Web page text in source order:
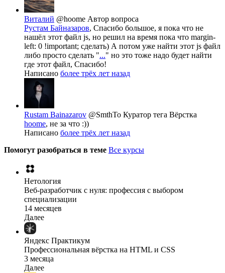
Виталий @hoome Автор вопроса
Рустам Байназаров, Спасибо большое, я пока что не
нашёл этот файл js, но решил на время пока что margin-
left: 0 !important; сделать) А потом уже найти этот js файл
либо просто сделать "..." но это тоже надо будет найти
где этот файл, Спасибо!
Написано более трёх лет назад
Rustam Bainazarov @SmthTo Куратор тега Вёрстка
hoome, не за что :))
Написано более трёх лет назад
Помогут разобраться в теме Все курсы
Нетология
Веб-разработчик с нуля: профессия с выбором
специализации
14 месяцев
Далее
Яндекс Практикум
Профессиональная вёрстка на HTML и CSS
3 месяца
Далее